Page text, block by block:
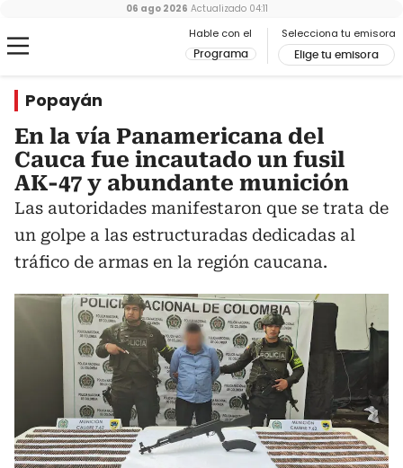
Hable con el
Programa
Selecciona tu emisora
Elige tu emisora
06 ago 2026 Actualizado 04:11
Popayán
En la vía Panamericana del
Cauca fue incautado un fusil
AK-47 y abundante munición
Las autoridades manifestaron que se trata de
un golpe a las estructuradas dedicadas al
tráfico de armas en la región caucana.